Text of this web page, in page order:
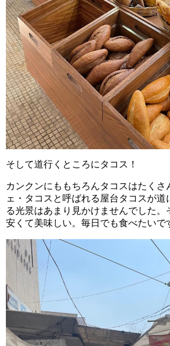
そして道行くところにタコス！
カンクンにももちろんタコスはたくさ
ェ・タコスと呼ばれる屋台タコスが道
る光景はあまり見かけませんでした。
安くて美味しい。毎日でも食べたいで